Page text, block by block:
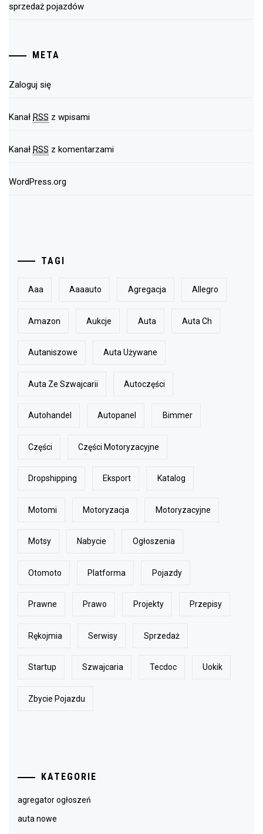
sprzedaż pojazdów
META
Zaloguj się
Kanał RSS z wpisami
Kanał RSS z komentarzami
WordPress.org
TAGI
Aaa Aaaauto Agregacja Allegro
Amazon Aukcje Auta Auta Ch
Autaniszowe Auta Używane
Auta Ze Szwajcarii Autoczęści
Autohandel Autopanel Bimmer
Części Części Motoryzacyjne
Dropshipping Eksport Katalog
Motomi Motoryzacja Motoryzacyjne
Motsy Nabycie Ogłoszenia
Otomoto Platforma Pojazdy
Prawne Prawo Projekty Przepisy
Rękojmia Serwisy Sprzedaż
Startup Szwajcaria Tecdoc Uokik
Zbycie Pojazdu
KATEGORIE
agregator ogłoszeń
auta nowe